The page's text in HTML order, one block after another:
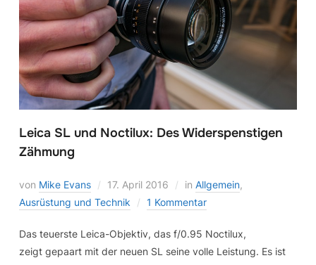
Leica SL und Noctilux: Des Widerspenstigen
Zähmung
von Mike Evans 17. April 2016 in Allgemein,
Ausrüstung und Technik
1 Kommentar
Das teuerste Leica-Objektiv, das f/0.95 Noctilux,
zeigt gepaart mit der neuen SL seine volle Leistung. Es ist